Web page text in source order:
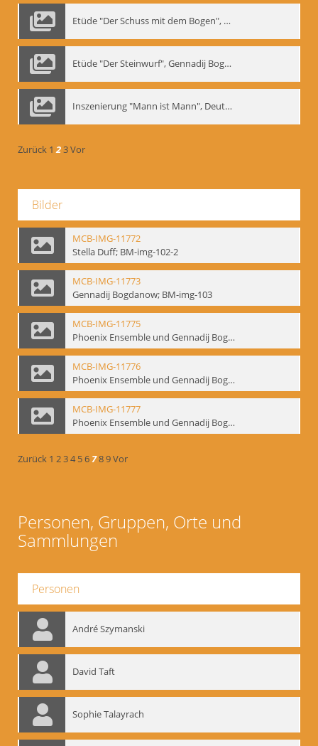
Etüde "Der Schuss mit dem Bogen", Gennadij Bogdanow
Etüde "Der Steinwurf", Gennadij Bogdanow
Inszenierung "Mann ist Mann", Deutsches Theater Berlin, 1997
Zurück 1 23Vor
Bilder
MCB-IMG-11772
Stella Duff; BM-img-102-2
MCB-IMG-11773
Gennadij Bogdanow; BM-img-103
MCB-IMG-11775
Phoenix Ensemble und Gennadij Bogdanow; BM-img-105-1
MCB-IMG-11776
Phoenix Ensemble und Gennadij Bogdanow; BM-img-105-2
MCB-IMG-11777
Phoenix Ensemble und Gennadij Bogdanow; BM-img-105-3
Zurück 1 234 56789Vor
Personen, Gruppen, Orte und
Sammlungen
Personen
André Szymanski
David Taft
Sophie Talayrach